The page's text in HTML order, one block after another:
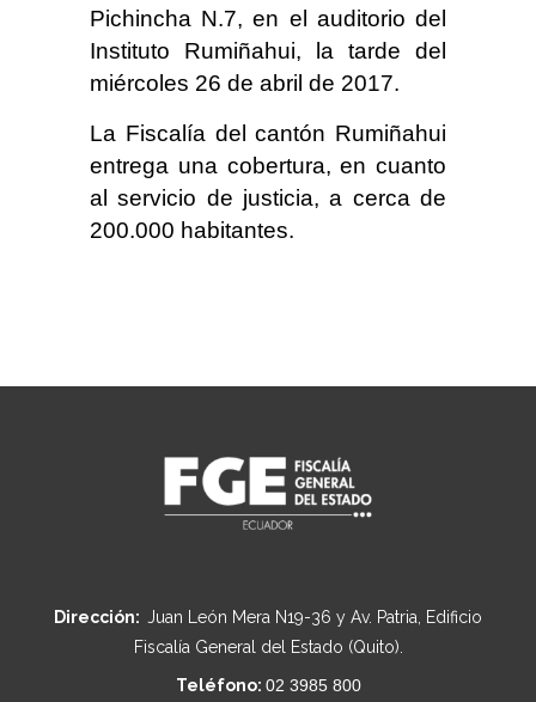
Pichincha N.7, en el auditorio del
Instituto Rumiñahui, la tarde del
miércoles 26 de abril de 2017.
La Fiscalía del cantón Rumiñahui
entrega una cobertura, en cuanto
al servicio de justicia, a cerca de
200.000 habitantes.
Dirección: Juan León Mera N19-36 y Av. Patria, Edificio
Fiscalía General del Estado (Quito).
Teléfono: 02 3985 800